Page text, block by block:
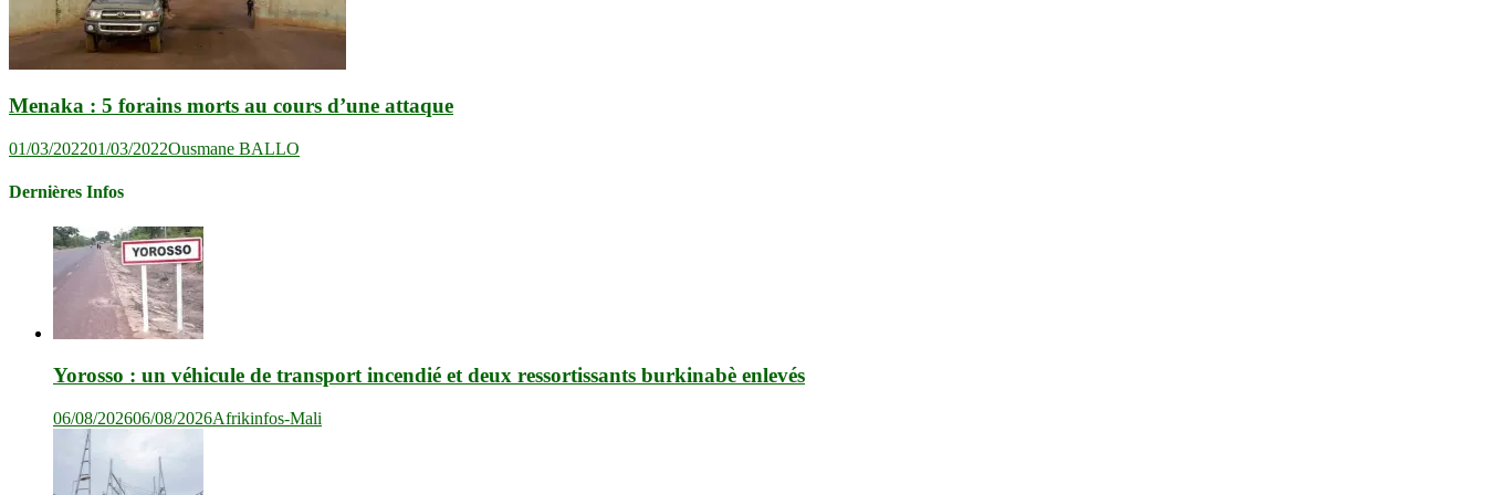
Menaka : 5 forains morts au cours d’une attaque
01/03/202201/03/2022Ousmane BALLO
Dernières Infos
Yorosso : un véhicule de transport incendié et deux ressortissants burkinabè enlevés
06/08/202606/08/2026Afrikinfos-Mali